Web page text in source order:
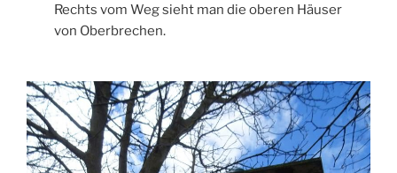
Rechts vom Weg sieht man die oberen Häuser
von Oberbrechen.